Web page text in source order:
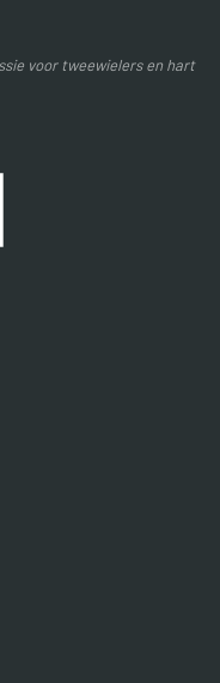
voor tweewielers en hart